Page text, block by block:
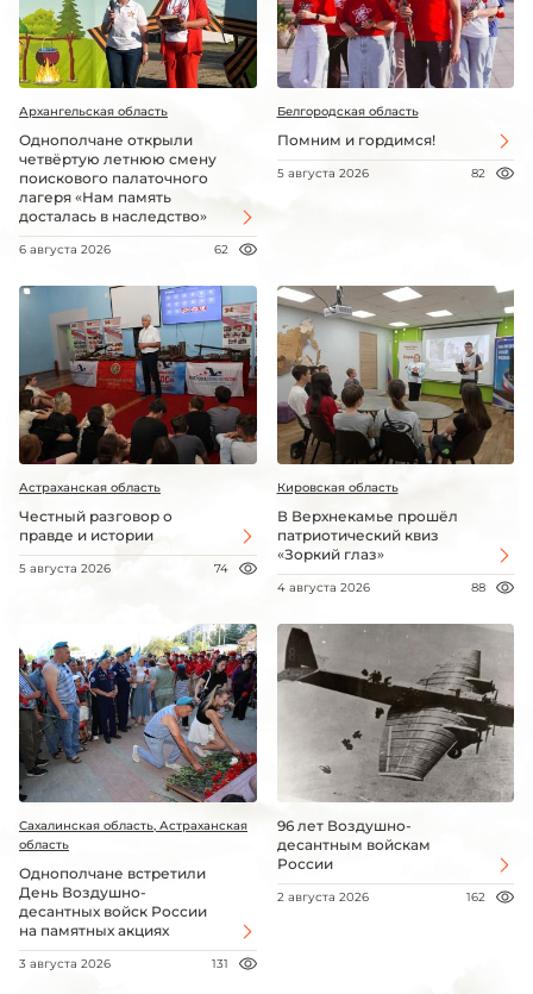
Архангельская область
Однополчане открыли
четвёртую летнюю смену
поискового палаточного
лагеря «Нам память
досталась в наследство»
6 августа 2026 62
Белгородская область
Помним и гордимся!
5 августа 2026 82
Астраханская область
Честный разговор о
правде и истории
5 августа 2026 74
Кировская область
В Верхнекамье прошёл
патриотический квиз
«Зоркий глаз»
4 августа 2026 88
Сахалинская область, Астраханская
область
Однополчане встретили
День Воздушно-
десантных войск России
на памятных акциях
3 августа 2026 131
96 лет Воздушно-
десантным войскам
России
2 августа 2026 162